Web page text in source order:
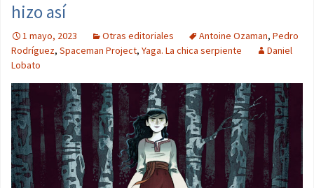
hizo así
1 mayo, 2023 Otras editoriales Antoine Ozaman, Pedro
Rodríguez, Spaceman Project, Yaga. La chica serpiente
Daniel
Lobato